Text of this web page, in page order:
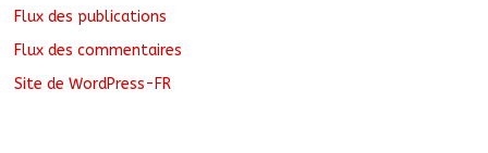
Flux des publications
Flux des commentaires
Site de WordPress-FR